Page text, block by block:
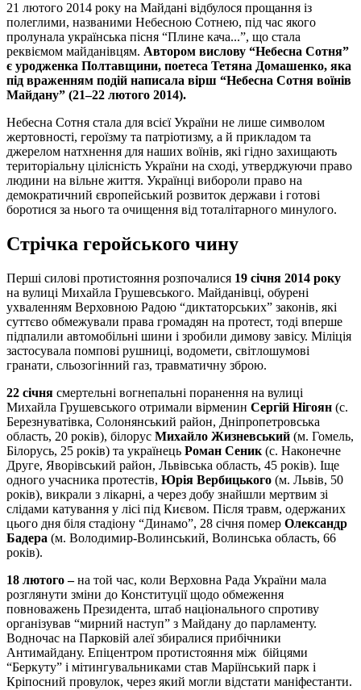
21 лютого 2014 року на Майдані відбулося прощання із
полеглими, названими Небесною Сотнею, під час якого
пролунала українська пісня “Плине кача...”, що стала
реквіємом майданівцям. Автором вислову “Небесна Сотня”
є уродженка Полтавщини, поетеса Тетяна Домашенко, яка
під враженням подій написала вірш “Небесна Сотня воїнів
Майдану” (21–22 лютого 2014).
Небесна Сотня стала для всієї України не лише символом
жертовності, героїзму та патріотизму, а й прикладом та
джерелом натхнення для наших воїнів, які гідно захищають
територіальну цілісність України на сході, утверджуючи право
людини на вільне життя. Українці вибороли право на
демократичний європейський розвиток держави і готові
боротися за нього та очищення від тоталітарного минулого.
Стрічка геройського чину
Перші силові протистояння розпочалися 19 січня 2014 року
на вулиці Михайла Грушевського. Майданівці, обурені
ухваленням Верховною Радою “диктаторських” законів, які
суттєво обмежували права громадян на протест, тоді вперше
підпалили автомобільні шини і зробили димову завісу. Міліція
застосувала помпові рушниці, водомети, світлошумові
гранати, сльозогінний газ, травматичну зброю.
22 січня смертельні вогнепальні поранення на вулиці
Михайла Грушевського отримали вірменин Сергій Нігоян (с.
Березнуватівка, Солонянський район, Дніпропетровська
область, 20 років), білорус Михайло Жизневський (м. Гомель,
Білорусь, 25 років) та українець Роман Сеник (с. Наконечне
Друге, Яворівський район, Львівська область, 45 років). Іще
одного учасника протестів, Юрія Вербицького (м. Львів, 50
років), викрали з лікарні, а через добу знайшли мертвим зі
слідами катування у лісі під Києвом. Після травм, одержаних
цього дня біля стадіону “Динамо”, 28 січня помер Олександр
Бадера (м. Володимир-Волинський, Волинська область, 66
років).
18 лютого –на той час, коли Верховна Рада України мала
розглянути зміни до Конституції щодо обмеження
повноважень Президента, штаб національного спротиву
організував “мирний наступ” з Майдану до парламенту.
Водночас на Парковій алеї збиралися прибічники
Антимайдану. Епіцентром протистояння між бійцями
“Беркуту” і мітингувальниками став Маріїнський парк і
Кріпосний провулок, через який могли відстати маніфестанти.